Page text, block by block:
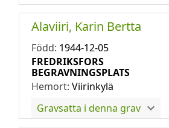
Alaviiri, Karin Bertta
Född: 1944-12-05
FREDRIKSFORS
BEGRAVNINGSPLATS
Hemort: Viirinkylä
Gravsatta i denna grav